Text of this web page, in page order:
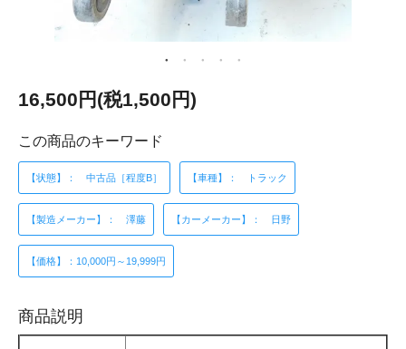
16,500円(税1,500円)
この商品のキーワード
【状態】： 中古品［程度B］ 【車種】： トラック
【製造メーカー】： 澤藤 【カーメーカー】： 日野
【価格】：10,000円～19,999円
商品説明